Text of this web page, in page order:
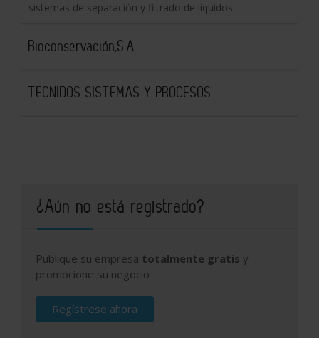
sistemas de separación y filtrado de líquidos.
Bioconservación,S.A.
TECNIDOS SISTEMAS Y PROCESOS
¿Aún no está registrado?
Publique su empresa totalmente gratis y
promocione su negocio
Regístrese ahora